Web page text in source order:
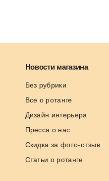
Новости магазина
Без рубрики
Все о ротанге
Дизайн интерьера
Пресса о нас
Скидка за фото-отзыв
Статьи о ротанге